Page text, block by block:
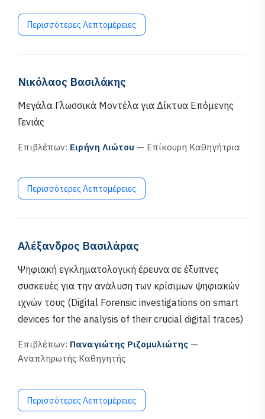
Περισσότερες Λεπτομέρειες
Νικόλαος Βασιλάκης
Μεγάλα Γλωσσικά Μοντέλα για Δίκτυα Επόμενης
Γενιάς
Επιβλέπων: Ειρήνη Λιώτου — Επίκουρη Καθηγήτρια
Περισσότερες Λεπτομέρειες
Αλέξανδρος Βασιλάρας
Ψηφιακή εγκληματολογική έρευνα σε έξυπνες
συσκευές για την ανάλυση των κρίσιμων ψηφιακών
ιχνών τους (Digital Forensic investigations on smart
devices for the analysis of their crucial digital traces)
Επιβλέπων: Παναγιώτης Ριζομυλιώτης —
Αναπληρωτής Καθηγητής
Περισσότερες Λεπτομέρειες